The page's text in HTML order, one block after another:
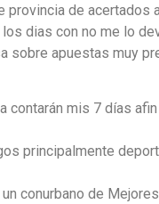
de acertados
dias con no me lo
sobre apuestas muy
contarán mis 7 días
principalmente
conurbano de